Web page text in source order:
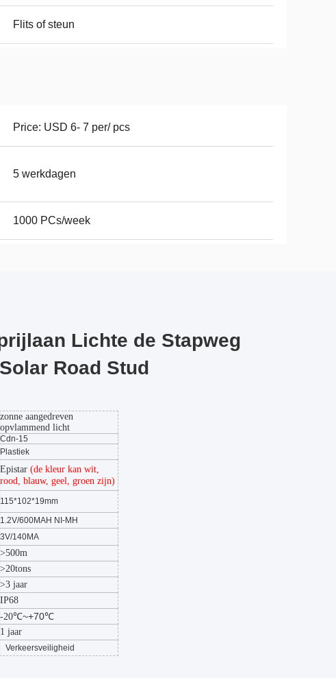
Flits of steun
Price: USD 6- 7 per/ pcs
5 werkdagen
1000 PCs/week
Lichte de Stapweg
Road Stud
zonne aangedreven
opvlammend licht
Cdn-15
Plastiek
Epistar (de kleur kan wit,
rood, blauw, geel, groen zijn)
115*102*19mm
1.2V/600MAH NI-MH
3V/140MA
>500m
>20tons
>3 jaar
IP68
-20℃~+70℃
1 jaar
Verkeersveiligheid